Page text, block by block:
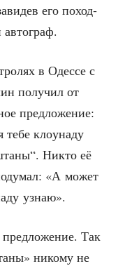
его поход­
в Одес­се с
полу­чил от
пред­ло­же­ние:
кло­у­на­ду
Никто её
«А может
узнаю».
Так
нико­му не